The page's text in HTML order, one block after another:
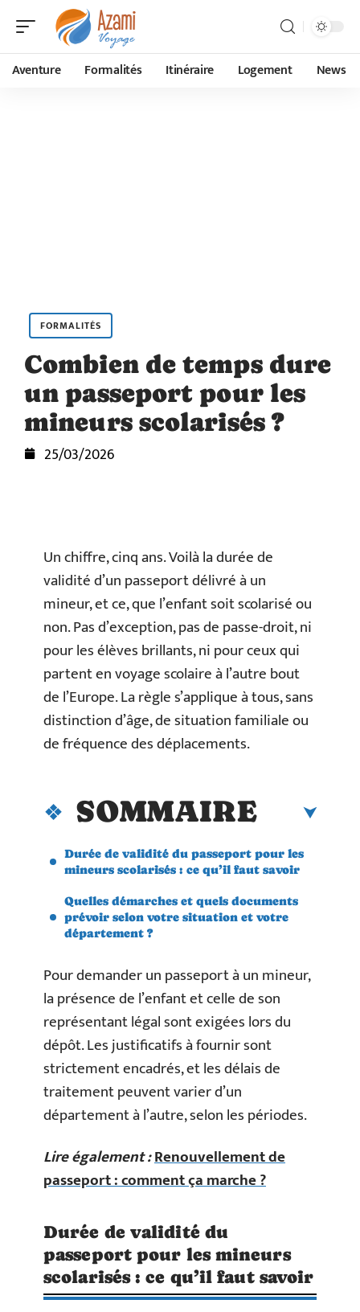
Aventure Formalités Itinéraire Logement News
FORMALITÉS
Combien de temps dure
un passeport pour les
mineurs scolarisés ?
25/03/2026
Un chiffre, cinq ans. Voilà la durée de
validité d’un passeport délivré à un
mineur, et ce, que l’enfant soit scolarisé ou
non. Pas d’exception, pas de passe-droit, ni
pour les élèves brillants, ni pour ceux qui
partent en voyage scolaire à l’autre bout
de l’Europe. La règle s’applique à tous, sans
distinction d’âge, de situation familiale ou
de fréquence des déplacements.
SOMMAIRE
Durée de validité du passeport pour les
mineurs scolarisés : ce qu’il faut savoir
Quelles démarches et quels documents
prévoir selon votre situation et votre
département ?
Pour demander un passeport à un mineur,
la présence de l’enfant et celle de son
représentant légal sont exigées lors du
dépôt. Les justificatifs à fournir sont
strictement encadrés, et les délais de
traitement peuvent varier d’un
département à l’autre, selon les périodes.
Lire également :Renouvellement de
passeport : comment ça marche ?
Durée de validité du
passeport pour les mineurs
scolarisés : ce qu’il faut savoir